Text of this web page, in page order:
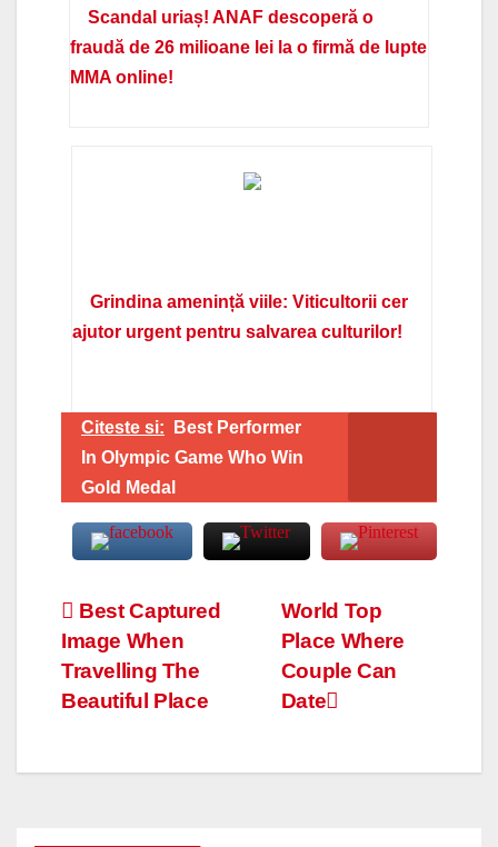
Scandal uriaș! ANAF descoperă o
fraudă de 26 milioane lei la o firmă de lupte
MMA online!
Grindina amenință viile: Viticultorii cer
ajutor urgent pentru salvarea culturilor!
Citeste si:
Best Performer
In Olympic Game Who Win
Gold Medal
Navigare
în
articole
World Top
Place Where
Couple Can
Date
Best Captured
Image When
Travelling The
Beautiful Place